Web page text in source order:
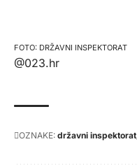
DRŽAVNI INSPEKTORAT
@023.hr
OZNAKE: državni inspektorat